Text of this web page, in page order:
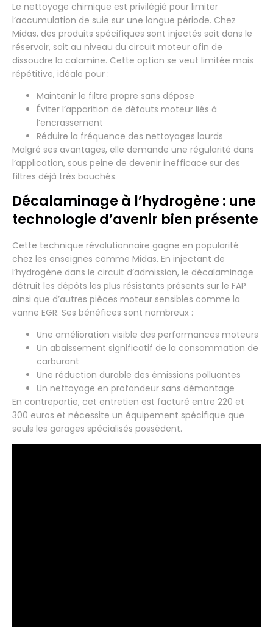
Le nettoyage chimique est privilégié pour limiter
l’accumulation de suie sur une longue période. Chez
Midas, des produits spécifiques sont injectés soit dans le
réservoir, soit au niveau du circuit moteur afin de
dissoudre la calamine. Cette option se veut limitée mais
répétitive, idéale pour :
Maintenir le filtre propre sans dépose
Éviter l’apparition de défauts moteur liés à
l’encrassement
Réduire la fréquence des nettoyages lourds
Malgré ses avantages, elle demande une régularité dans
l’application, sous peine de devenir inefficace sur des
filtres déjà très bouchés.
Décalaminage à l’hydrogène : une
technologie d’avenir bien présente
Cette technique révolutionnaire gagne en popularité
chez les enseignes comme Midas. En injectant de
l’hydrogène dans le circuit d’admission, le décalaminage
détruit les dépôts les plus résistants présents sur le FAP
ainsi que d’autres pièces moteur sensibles comme la
vanne EGR. Ses bénéfices sont nombreux :
Une amélioration visible des performances moteurs
Un abaissement significatif de la consommation de
carburant
Une réduction durable des émissions polluantes
Un nettoyage en profondeur sans démontage
En contrepartie, cet entretien est facturé entre 220 et
300 euros et nécessite un équipement spécifique que
seuls les garages spécialisés possèdent.